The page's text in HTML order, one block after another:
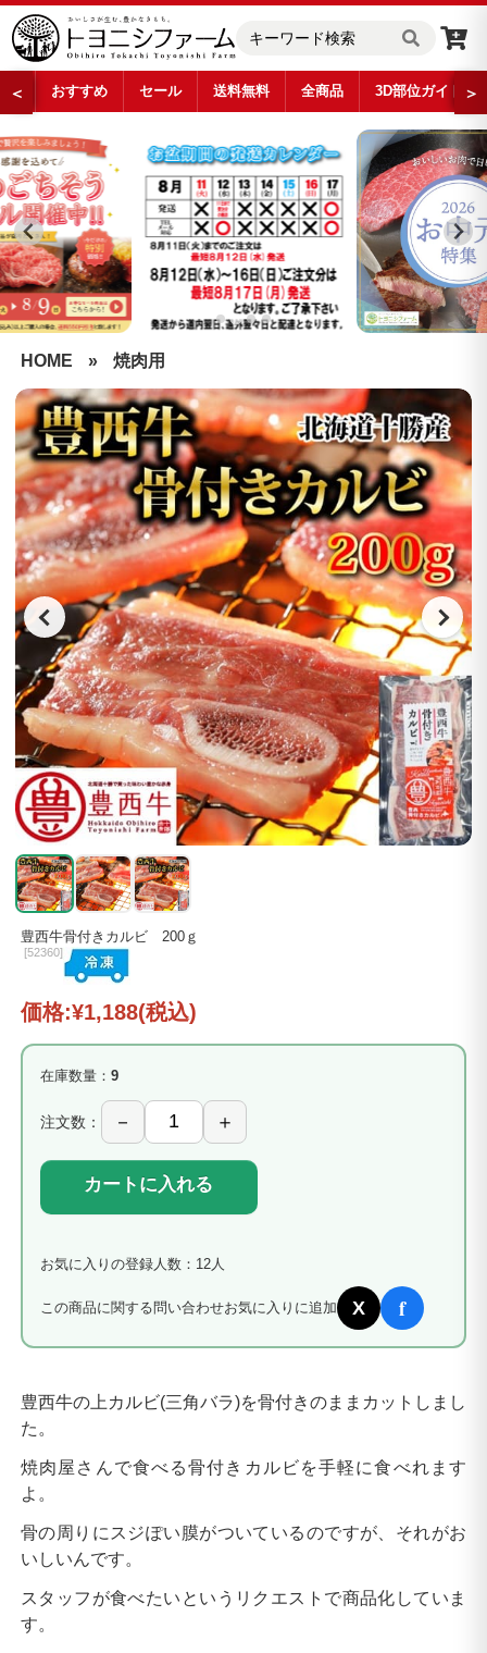
＜ おすすめ セール 送料無料 全商品 3D部位ガイド ＞
HOME » 焼肉用
豊西牛骨付きカルビ 200ｇ
[52360]
価格:¥1,188(税込)
在庫数量： 9
注文数：
カートに入れる
お気に入りの登録人数：12人
この商品に関する問い合わせお気に入りに追加 X f
豊西牛の上カルビ(三角バラ)を骨付きのままカットしまし
た。
焼肉屋さんで食べる骨付きカルビを手軽に食べれます
よ。
骨の周りにスジぽい膜がついているのですが、それがお
いしいんです。
スタッフが食べたいというリクエストで商品化していま
す。